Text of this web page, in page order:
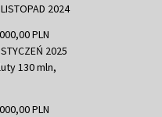
2024
PLN
2025
130 mln,
PLN